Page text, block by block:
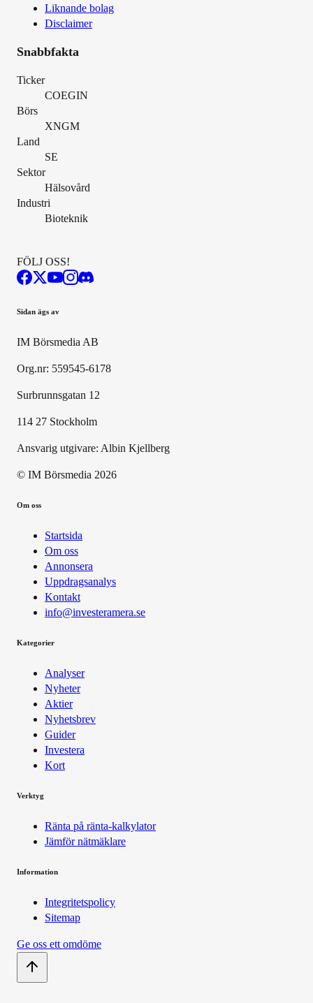
Liknande bolag
Disclaimer
Snabbfakta
Ticker
COEGIN
Börs
XNGM
Land
SE
Sektor
Hälsovård
Industri
Bioteknik
FÖLJ OSS!
Sidan ägs av
IM Börsmedia AB
Org.nr: 559545-6178
Surbrunnsgatan 12
114 27 Stockholm
Ansvarig utgivare: Albin Kjellberg
© IM Börsmedia 2026
Om oss
Startsida
Om oss
Annonsera
Uppdragsanalys
Kontakt
info@investeramera.se
Kategorier
Analyser
Nyheter
Aktier
Nyhetsbrev
Guider
Investera
Kort
Verktyg
Ränta på ränta-kalkylator
Jämför nätmäklare
Information
Integritetspolicy
Sitemap
Ge oss ett omdöme